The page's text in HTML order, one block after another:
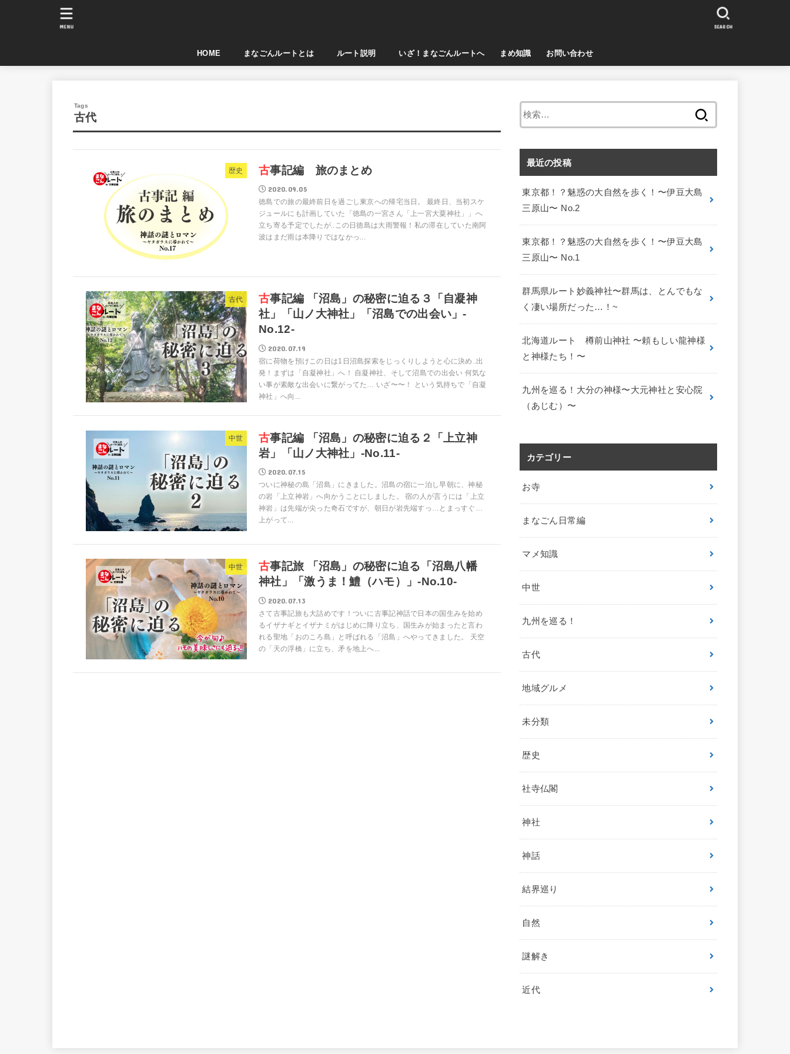
HOME まなごんルートとは ルート説明 いざ！まなごんルートへ まめ知識 お問い合わせ
SEARCH
MENU
古代
歴史 古事記編 旅のまとめ
2020.09.05
徳島での旅の最終前日を過ごし東京への帰宅当日。 最終日、当初スケ
ジュールにも計画していた「徳島の一宮さん「上一宮大粟神社」」へ
立ち寄る予定でしたが..この日徳島は大雨警報！私の滞在していた南阿
波はまだ雨は本降りではなかっ...
古代
古事記編 「沼島」の秘密に迫る３「自凝神
社」「山ノ大神社」「沼島での出会い」-
No.12-
2020.07.19
宿に荷物を預けこの日は1日沼島探索をじっくりしようと心に決め..出
発！まずは「自凝神社」へ！ 自凝神社、そして沼島での出会い 何気な
い事が素敵な出会いに繋がってた… いざ〜〜！ という気持ちで「自凝
神社」へ向...
中世
古事記編 「沼島」の秘密に迫る２「上立神
岩」「山ノ大神社」-No.11-
2020.07.15
ついに神秘の島「沼島」にきました。沼島の宿に一泊し早朝に、神秘
の岩「上立神岩」へ向かうことにしました。 宿の人が言うには「上立
神岩」は先端が尖った奇石ですが、朝日が岩先端すっ…とまっすぐ…
上がって...
中世
古事記旅 「沼島」の秘密に迫る「沼島八幡
神社」「激うま！鱧（ハモ）」-No.10-
2020.07.13
さて古事記旅も大詰めです！ついに古事記神話で日本の国生みを始め
るイザナギとイザナミがはじめに降り立ち、国生みが始まったと言わ
れる聖地「おのころ島」と呼ばれる「沼島」へやってきました。 天空
の「天の浮橋」に立ち、矛を地上へ...
最近の投稿
東京都！？魅惑の大自然を歩く！〜伊豆大島
三原山〜 No.2
東京都！？魅惑の大自然を歩く！〜伊豆大島
三原山〜 No.1
群馬県ルート妙義神社〜群馬は、とんでもな
く凄い場所だった…！~
北海道ルート 樽前山神社 〜頼もしい龍神様
と神様たち！〜
九州を巡る！大分の神様〜大元神社と安心院
（あじむ）〜
カテゴリー
お寺
まなごん日常編
マメ知識
中世
九州を巡る！
古代
地域グルメ
未分類
歴史
社寺仏閣
神社
神話
結界巡り
自然
謎解き
近代